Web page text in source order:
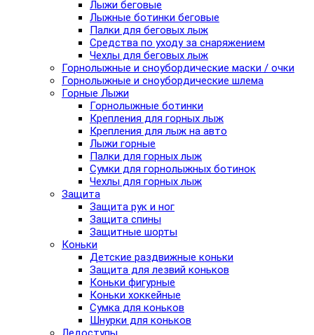
Лыжи беговые
Лыжные ботинки беговые
Палки для беговых лыж
Средства по уходу за снаряжением
Чехлы для беговых лыж
Горнолыжные и сноубордические маски / очки
Горнолыжные и сноубордические шлема
Горные Лыжи
Горнолыжные ботинки
Крепления для горных лыж
Крепления для лыж на авто
Лыжи горные
Палки для горных лыж
Сумки для горнолыжных ботинок
Чехлы для горных лыж
Защита
Защита рук и ног
Защита спины
Защитные шорты
Коньки
Детские раздвижные коньки
Защита для лезвий коньков
Коньки фигурные
Коньки хоккейные
Сумка для коньков
Шнурки для коньков